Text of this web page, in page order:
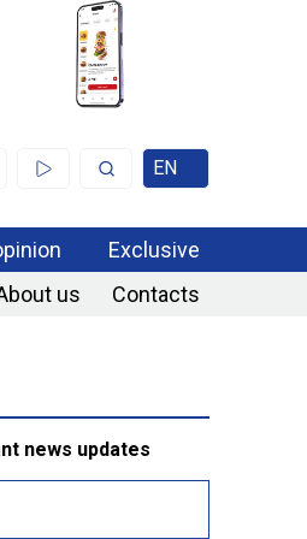
EN
Exclusive
us Contacts
news updates